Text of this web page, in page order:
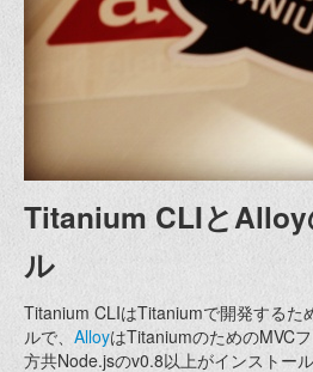
Titanium CLIと
ル
Titanium CLIはTitaniumで開発するた
ルで、 AlloyはTitaniumのためのMVC
方共Node.jsのv0.8以上がインストー